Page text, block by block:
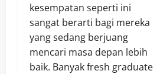
kesempatan seperti ini
sangat berarti bagi mereka
yang sedang berjuang
mencari masa depan lebih
baik. Banyak fresh graduate